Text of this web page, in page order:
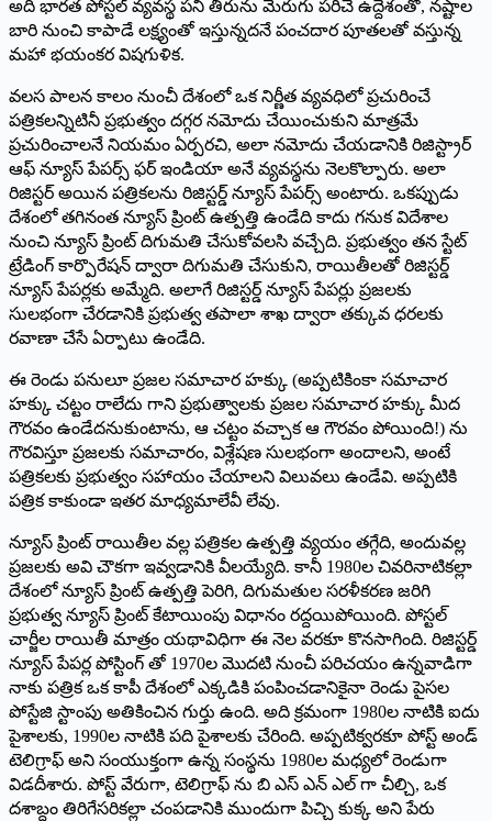
అది భారత పోస్టల్‌ ‌వ్యవస్థ పని తీరును మెరుగు పరిచే ఉద్దేశంతో, నష్టాల
బారి నుంచి కాపాడే లక్ష్యంతో ఇస్తున్నదనే పంచదార పూతలతో వస్తున్న
మహా భయంకర విషగుళిక.
వలస పాలన కాలం నుంచీ దేశంలో ఒక నిర్ణీత వ్యవధిలో ప్రచురించే
పత్రికలన్నిటినీ ప్రభుత్వం దగ్గర నమోదు చేయించుకుని మాత్రమే
ప్రచురించాలనే నియమం ఏర్పరచి, అలా నమోదు చేయడానికి రిజిస్ట్రార్‌
ఆఫ్‌ ‌న్యూస్‌ ‌పేపర్స్ ‌ఫర్‌ ఇం‌డియా అనే వ్యవస్థను నెలకొల్పారు. అలా
రిజిస్టర్‌ అయిన పత్రికలను రిజిస్టర్డ్ ‌న్యూస్‌ ‌పేపర్స్ అం‌టారు. ఒకప్పుడు
దేశంలో తగినంత న్యూస్‌ ‌ప్రింట్‌ ఉత్పత్తి ఉండేది కాదు గనుక విదేశాల
నుంచి న్యూస్‌ ‌ప్రింట్‌ ‌దిగుమతి చేసుకోవలసి వచ్చేది. ప్రభుత్వం తన స్టేట్‌
‌ట్రేడింగ్‌ ‌కార్పొరేషన్‌ ‌ద్వారా దిగుమతి చేసుకుని, రాయితీలతో రిజిస్టర్డ్
‌న్యూస్‌ ‌పేపర్లకు అమ్మేది. అలాగే రిజిస్టర్డ్ ‌న్యూస్‌ ‌పేపర్లు ప్రజలకు
సులభంగా చేరడానికి ప్రభుత్వ తపాలా శాఖ ద్వారా తక్కువ ధరలకు
రవాణా చేసే ఏర్పాటు ఉండేది.
ఈ రెండు పనులూ ప్రజల సమాచార హక్కు (అప్పటికింకా సమాచార
హక్కు చట్టం రాలేదు గాని ప్రభుత్వాలకు ప్రజల సమాచార హక్కు మీద
గౌరవం ఉండేదనుకుంటాను, ఆ చట్టం వచ్చాక ఆ గౌరవం పోయింది!) ను
గౌరవిస్తూ ప్రజలకు సమాచారం, విశ్లేషణ సులభంగా అందాలని, అంటే
పత్రికలకు ప్రభుత్వం సహాయం చేయాలని విలువలు ఉండేవి. అప్పటికి
పత్రిక కాకుండా ఇతర మాధ్యమాలేవీ లేవు.
న్యూస్‌ ‌ప్రింట్‌ ‌రాయితీల వల్ల పత్రికల ఉత్పత్తి వ్యయం తగ్గేది, అందువల్ల
ప్రజలకు అవి చౌకగా ఇవ్వడానికి వీలయ్యేది. కానీ 1980ల చివరినాటికల్లా
దేశంలో న్యూస్‌ ‌ప్రింట్‌ ఉత్పత్తి పెరిగి, దిగుమతుల సరళీకరణ జరిగి
ప్రభుత్వ న్యూస్‌ ‌ప్రింట్‌ ‌కేటాయింపు విధానం రద్దయిపోయింది. పోస్టల్‌
‌చార్జీల రాయితీ మాత్రం యథావిధిగా ఈ నెల వరకూ కొనసాగింది. రిజిస్టర్డ్
‌న్యూస్‌ ‌పేపర్ల పోస్టింగ్‌ ‌తో 1970ల మొదటి నుంచీ పరిచయం ఉన్నవాడిగా
నాకు పత్రిక ఒక కాపీ దేశంలో ఎక్కడికి పంపించడానికైనా రెండు పైసల
పోస్టేజి స్టాంపు అతికించిన గుర్తు ఉంది. అది క్రమంగా 1980ల నాటికి ఐదు
పైశాలకు, 1990ల నాటికి పది పైశాలకు చేరింది. అప్పటిక్వరకూ పోస్ట్ అం‌డ్‌
‌టెలిగ్రాఫ్‌ అని సంయుక్తంగా ఉన్న సంస్థను 1980ల మధ్యలో రెండుగా
విడదీశారు. పోస్ట్ ‌వేరుగా, టెలిగ్రాఫ్‌ ‌ను బి ఎస్‌ ఎన్‌ ఎల్‌ ‌గా చీల్చి, ఒక
దశాబ్దం తిరిగేసరికల్లా చంపడానికి ముందుగా పిచ్చి కుక్క అని పేరు